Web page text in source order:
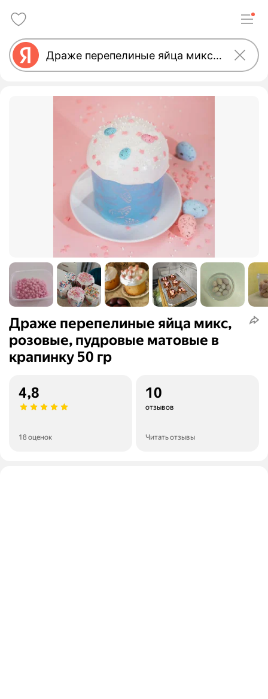
Драже перепелиные яйца микс,
розовые, пудровые матовые в
крапинку 50 гр
4,8
18 оценок
10
отзывов
Читать отзывы